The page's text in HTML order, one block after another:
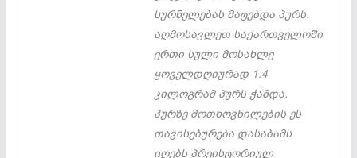
სურნელებას მატებდა პურს.
აღმოსავლეთ საქართველოში
ერთი სული მოსახლე
ყოველდღიურად 1.4
კილოგრამ პურს ჭამდა.
პურზე მოთხოვნილების ეს
თავისებურება დასაბამს
იღებს პრეისტორიულ